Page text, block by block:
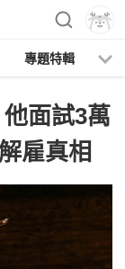
專題特輯
面試3萬
雇真相